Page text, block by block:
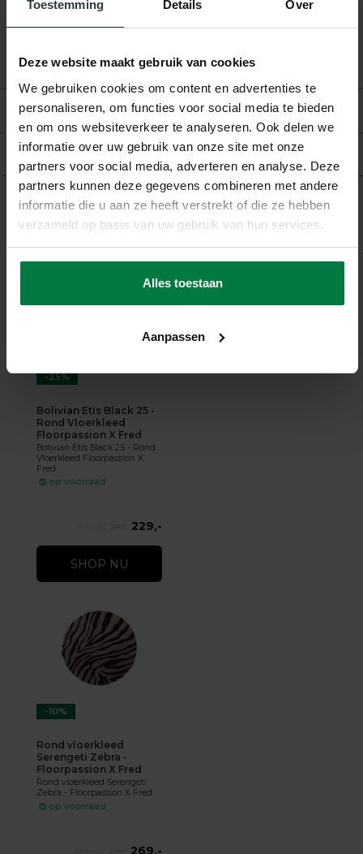
Toestemming Details Over
Deze website maakt gebruik van cookies
We gebruiken cookies om content en advertenties te
personaliseren, om functies voor social media te bieden
en om ons websiteverkeer te analyseren. Ook delen we
informatie over uw gebruik van onze site met onze
partners voor social media, adverteren en analyse. Deze
partners kunnen deze gegevens combineren met andere
informatie die u aan ze heeft verstrekt of die ze hebben
verzameld op basis van uw gebruik van hun services.
Alles toestaan
Aanpassen
Beoordelingen
Product
Vloerverwarming: Geschikt
Gerelateerde producten
-25%
Bolivian Etis Black 25 -
Rond Vloerkleed
Floorpassion X Fred
Bolivian Etis Black 25 - Rond
Vloerkleed Floorpassion X
Fred
op voorraad
229,-
SHOP NU
-10%
Rond vloerkleed
Serengeti Zebra -
Floorpassion X Fred
Rond vloerkleed Serengeti
Zebra - Floorpassion X Fred
op voorraad
269,-